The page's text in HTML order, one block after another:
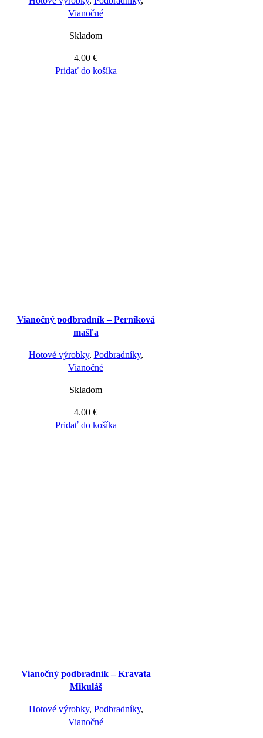
Vianočné
Skladom
4.00 €
Pridať do košíka
Vianočný podbradník – Perníková
mašľa
Hotové výrobky, Podbradníky,
Vianočné
Skladom
4.00 €
Pridať do košíka
Vianočný podbradník – Kravata
Mikuláš
Hotové výrobky, Podbradníky,
Vianočné